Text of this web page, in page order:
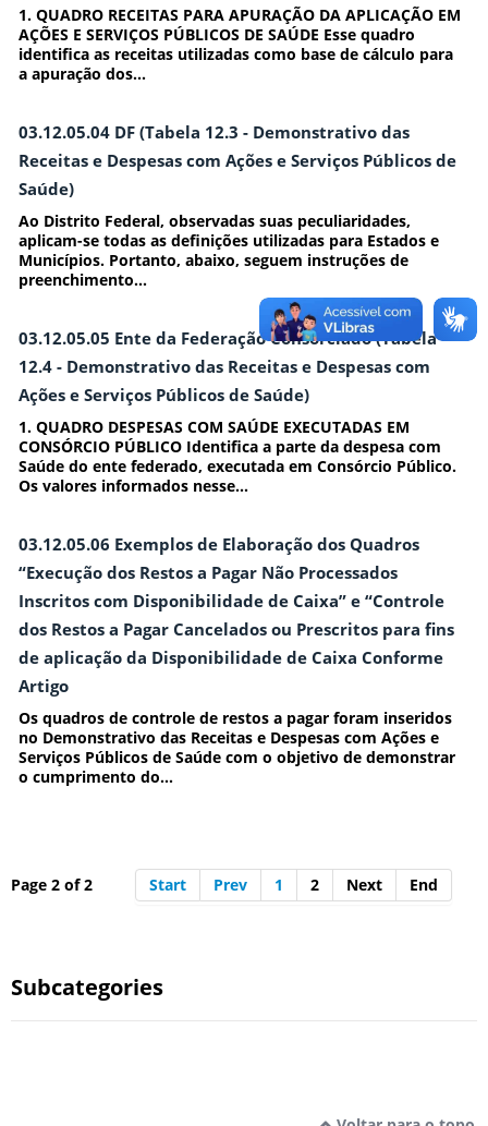
1. QUADRO RECEITAS PARA APURAÇÃO DA APLICAÇÃO EM
AÇÕES E SERVIÇOS PÚBLICOS DE SAÚDE Esse quadro
identifica as receitas utilizadas como base de cálculo para
a apuração dos...
03.12.05.04 DF (Tabela 12.3 - Demonstrativo das
Receitas e Despesas com Ações e Serviços Públicos de
Saúde)
Ao Distrito Federal, observadas suas peculiaridades,
aplicam-se todas as definições utilizadas para Estados e
Municípios. Portanto, abaixo, seguem instruções de
preenchimento...
03.12.05.05 Ente da Federação Consorciado (Tabela
12.4 - Demonstrativo das Receitas e Despesas com
Ações e Serviços Públicos de Saúde)
1. QUADRO DESPESAS COM SAÚDE EXECUTADAS EM
CONSÓRCIO PÚBLICO Identifica a parte da despesa com
Saúde do ente federado, executada em Consórcio Público.
Os valores informados nesse...
03.12.05.06 Exemplos de Elaboração dos Quadros
“Execução dos Restos a Pagar Não Processados
Inscritos com Disponibilidade de Caixa” e “Controle
dos Restos a Pagar Cancelados ou Prescritos para fins
de aplicação da Disponibilidade de Caixa Conforme
Artigo
Os quadros de controle de restos a pagar foram inseridos
no Demonstrativo das Receitas e Despesas com Ações e
Serviços Públicos de Saúde com o objetivo de demonstrar
o cumprimento do...
Page 2 of 2 Start Prev 1 2 Next End
Subcategories